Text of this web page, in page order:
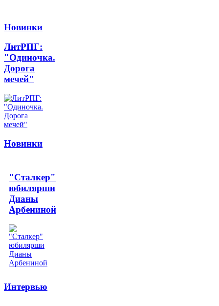
Новинки
ЛитРПГ:
"Одиночка.
Дорога
мечей"
Новинки
"Сталкер"
юбилярши
Дианы
Арбениной
Интервью